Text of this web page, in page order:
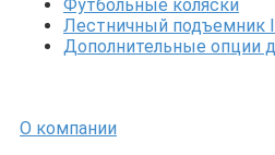
Футбольные коляски
Лестничный подъемник
Дополнительные опции
О компании